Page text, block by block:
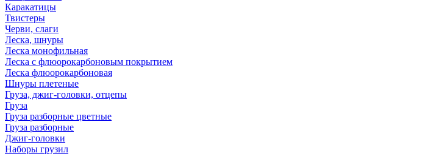
Каракатицы
Твистеры
Черви, слаги
Леска, шнуры
Леска монофильная
Леска с флюорокарбоновым покрытием
Леска флюорокарбоновая
Шнуры плетеные
Груза, джиг-головки, отцепы
Груза
Груза разборные цветные
Груза разборные
Джиг-головки
Наборы грузил